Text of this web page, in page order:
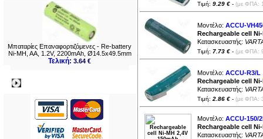
Μπαταρίες Επαναφορτιζόμενες - Re-battery
Ni-MH, AA, 1.2V, 2200mAh, Ø14.5x49.5mm
Τελική:3.64 €
Τιμή: 9.29 € - (με ΦΠΑ:
Μοντέλο: ACCU-
Rechargeable cell
Κατασκευαστής:
Τιμή: 7.73 € - (με ΦΠΑ:
Μοντέλο: ACCU-R3/L
Rechargeable cell
Κατασκευαστής:
Τιμή: 2.86 € - (με ΦΠΑ:
Μοντέλο: ACCU-150/
Rechargeable cell
Κατασκευαστής: